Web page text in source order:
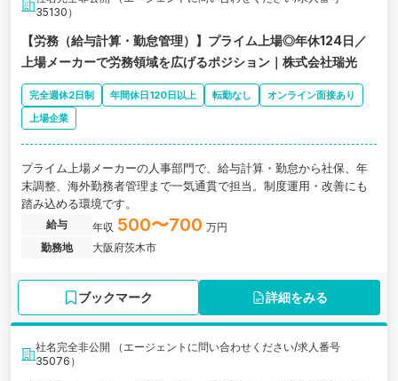
35130）
【労務（給与計算・勤怠管理）】プライム上場◎年休124日／
上場メーカーで労務領域を広げるポジション｜株式会社瑞光
完全週休2日制 年間休日120日以上 転勤なし
オンライン面接あり
上場企業
プライム上場メーカーの人事部門で、給与計算・勤怠から社保、年
末調整、海外勤務者管理まで一気通貫で担当。制度運用・改善にも
踏み込める環境です。
給与 年収 500〜700 万円
勤務地
大阪府茨木市
ブックマーク 詳細をみる
社名完全非公開 （エージェントに問い合わせください/求人番号
35076）